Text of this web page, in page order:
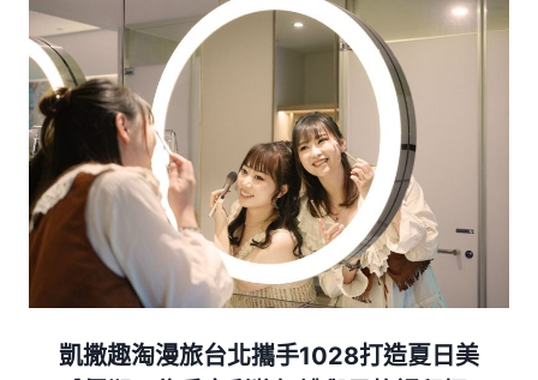
凱撒趣淘漫旅台北攜手1028打造夏日美